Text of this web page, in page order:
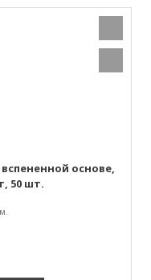
основе,
50 шт.